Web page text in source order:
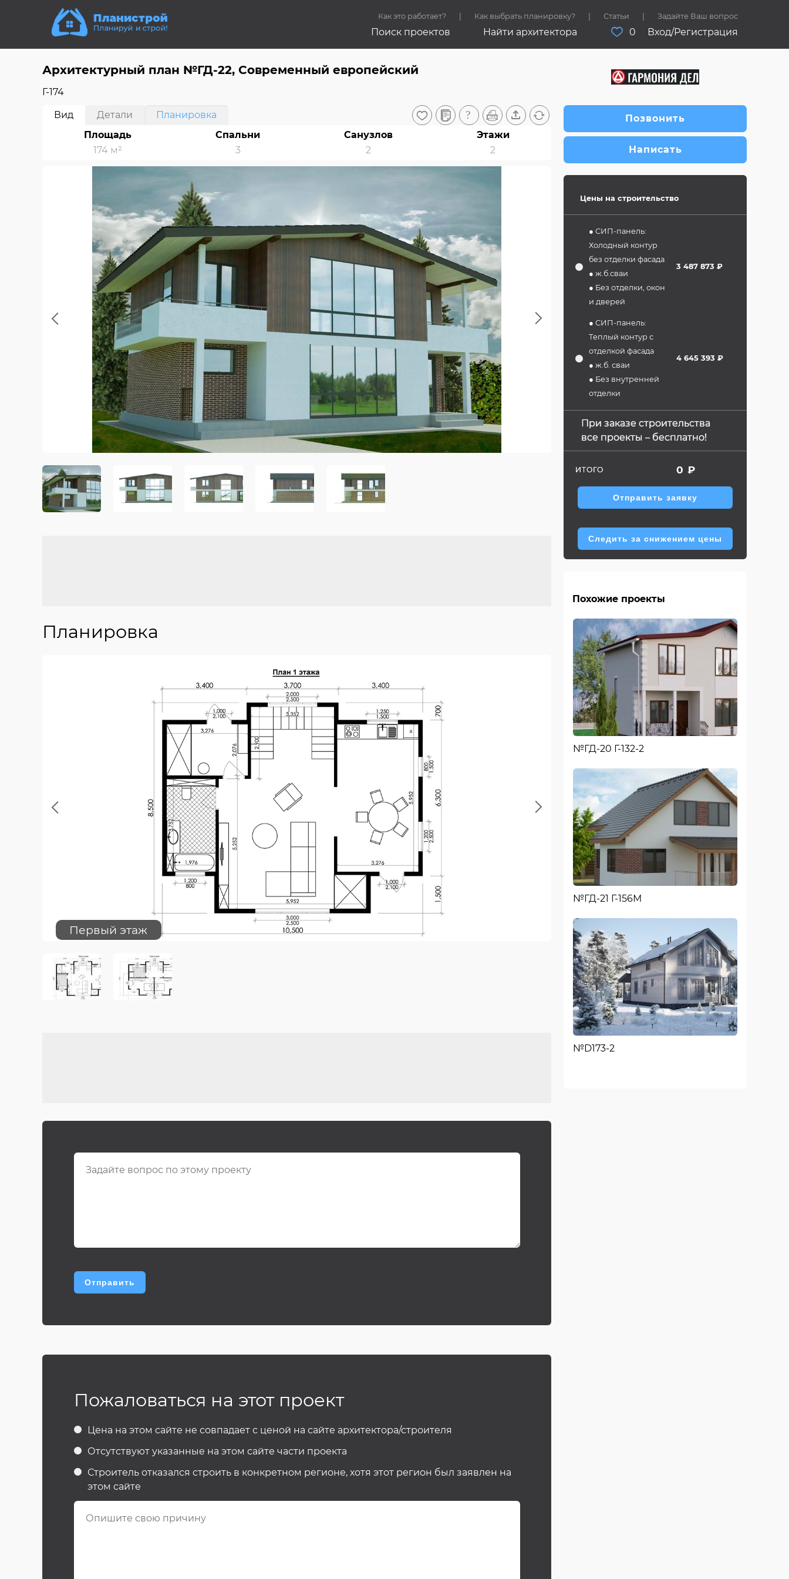
Как это работает? Как выбрать планировку? Статьи Задайте Ваш вопрос
Поиск проектов Найти архитектора 0 Вход/Регистрация
Архитектурный план №ГД-22, Современный европейский
Г-174
Вид Детали
Планировка
Площадь
174 м²
Спальни
3
Санузлов
2
Этажи
2
Previous Next
Планировка
Previous
Первый этаж Второй этаж
Next
Пожаловаться на этот проект
Цена на этом сайте не совпадает с ценой на сайте архитектора/строителя
Отсутствуют указанные на этом сайте части проекта
Строитель отказался строить в конкретном регионе, хотя этот регион был заявлен на
этом сайте
Позвонить
Написать
Цены на строительство
● СИП-панель:
Холодный контур
без отделки фасада
● ж.б.сваи
● Без отделки, окон
и дверей
3 487 873 ₽
● СИП-панель:
Теплый контур с
отделкой фасада
● ж.б. сваи
● Без внутренней
отделки
4 645 393 ₽
При заказе строительства
все проекты – бесплатно!
ИТОГО 0 ₽
Отправить заявку
Следить за снижением цены
Похожие проекты
№ГД-20 Г-132-2
№ГД-21 Г-156М
№D173-2